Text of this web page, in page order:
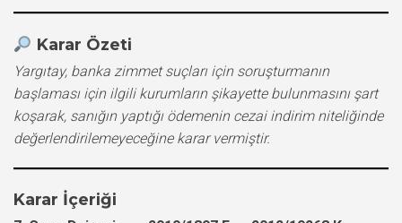
Karar Özeti
Yargıtay, banka zimmet suçları için soruşturmanın
başlaması için ilgili kurumların şikayette bulunmasını şart
koşarak, sanığın yaptığı ödemenin cezai indirim niteliğinde
değerlendirilemeyeceğine karar vermiştir.
Karar İçeriği